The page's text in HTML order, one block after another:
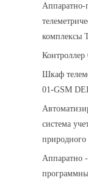
комплексы
Шкаф
01-GSM
система
природного
Аппаратно -